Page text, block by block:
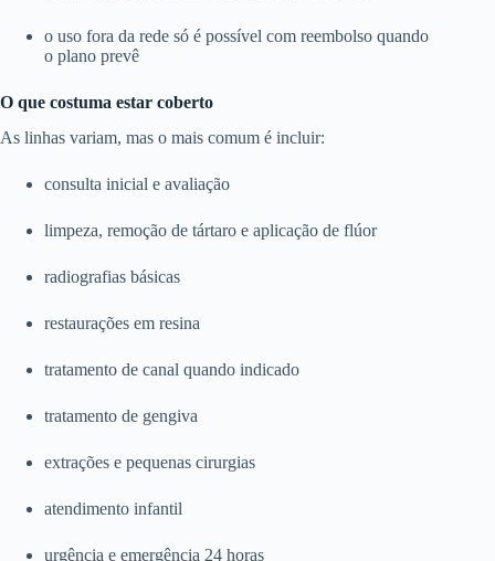
o uso fora da rede só é possível com reembolso quando
o plano prevê
O que costuma estar coberto
As linhas variam, mas o mais comum é incluir:
consulta inicial e avaliação
limpeza, remoção de tártaro e aplicação de flúor
radiografias básicas
restaurações em resina
tratamento de canal quando indicado
tratamento de gengiva
extrações e pequenas cirurgias
atendimento infantil
urgência e emergência 24 horas